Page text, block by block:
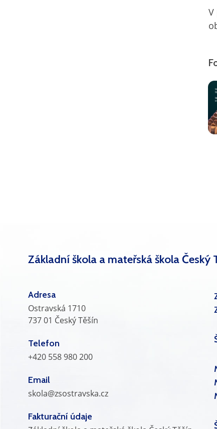
V
Základní škola a mateřská škola Český
Adresa
Ostravská 1710
737 01 Český Těšín
Telefon
+420 558 980 200
Email
skola@zsostravska.cz
Fakturační údaje